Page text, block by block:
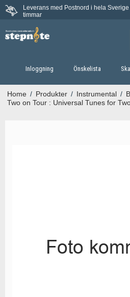
Leverans med Postnord i hela Sverige
timmar
Inloggning Önskelista
Home / Produkter / Instrumental /
Two on Tour : Universal Tunes for